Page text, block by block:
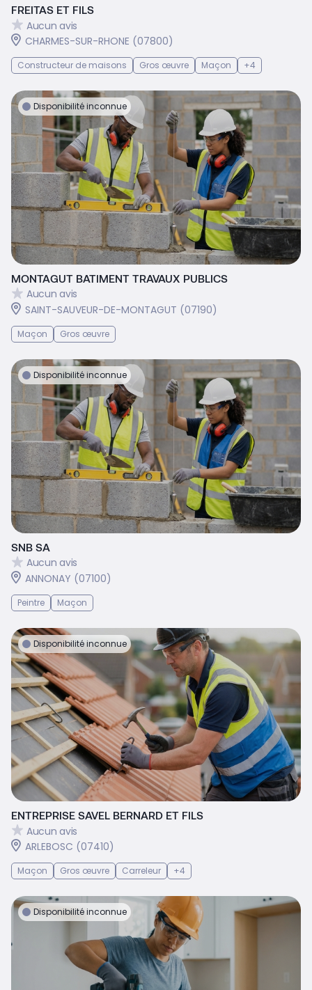
FREITAS ET FILS
Aucun avis
CHARMES-SUR-RHONE (07800)
Constructeur de maisons Gros œuvre Maçon +4
Disponibilité inconnue
MONTAGUT BATIMENT TRAVAUX PUBLICS
Aucun avis
SAINT-SAUVEUR-DE-MONTAGUT (07190)
Maçon Gros œuvre
Disponibilité inconnue
SNB SA
Aucun avis
ANNONAY (07100)
Peintre Maçon
Disponibilité inconnue
ENTREPRISE SAVEL BERNARD ET FILS
Aucun avis
ARLEBOSC (07410)
Maçon Gros œuvre Carreleur +4
Disponibilité inconnue